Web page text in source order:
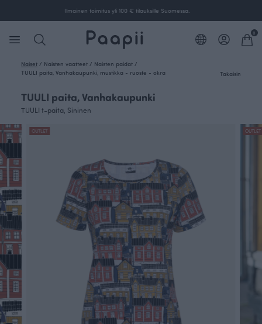
Ilmainen toimitus yli 100 € tilauksille Suomessa.
0
Naiset / Naisten vaatteet / Naisten paidat /
TUULI paita, Vanhakaupunki, mustikka - ruoste - okra
Takaisin
TUULI paita, Vanhakaupunki
TUULI t-paita, Sininen
OUTLET OUTLET